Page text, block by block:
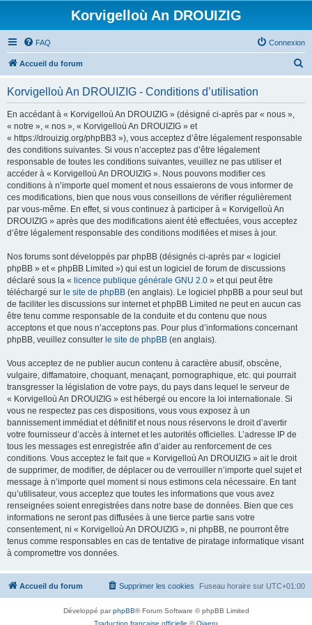
Korvigelloù An DROUIZIG
FAQ Connexion
Accueil du forum
Korvigelloù An DROUIZIG - Conditions d’utilisation
En accédant à « Korvigelloù An DROUIZIG » (désigné ci-après par « nous »,
« notre », « nos », « Korvigelloù An DROUIZIG » et
« https://drouizig.org/phpBB3 »), vous acceptez d’être légalement responsable
des conditions suivantes. Si vous n’acceptez pas d’être légalement
responsable de toutes les conditions suivantes, veuillez ne pas utiliser et
accéder à « Korvigelloù An DROUIZIG ». Nous pouvons modifier ces
conditions à n’importe quel moment et nous essaierons de vous informer de
ces modifications, bien que nous vous conseillons de vérifier régulièrement
par vous-même. En effet, si vous continuez à participer à « Korvigelloù An
DROUIZIG » après que des modifications aient été effectuées, vous acceptez
d’être légalement responsable des conditions modifiées et mises à jour.
Nos forums sont développés par phpBB (désignés ci-après par « logiciel
phpBB » et « phpBB Limited ») qui est un logiciel de forum de discussions
déclaré sous la « licence publique générale GNU 2.0 » et qui peut être
téléchargé sur le site de phpBB (en anglais). Le logiciel phpBB a pour seul but
de faciliter les discussions sur internet et phpBB Limited ne peut en aucun cas
être tenu comme responsable de la conduite et du contenu que nous
acceptons et que nous n’acceptons pas. Pour plus d’informations concernant
phpBB, veuillez consulter le site de phpBB (en anglais).
Vous acceptez de ne publier aucun contenu à caractère abusif, obscène,
vulgaire, diffamatoire, choquant, menaçant, pornographique, etc. qui pourrait
transgresser la législation de votre pays, du pays dans lequel le serveur de
« Korvigelloù An DROUIZIG » est hébergé ou encore la loi internationale. Si
vous ne respectez pas ces dispositions, vous vous exposez à un
bannissement immédiat et définitif et nous nous réservons le droit d’avertir
votre fournisseur d’accès à internet et les autorités officielles. L’adresse IP de
tous les messages est enregistrée afin d’aider au renforcement de ces
conditions. Vous acceptez le fait que « Korvigelloù An DROUIZIG » ait le droit
de supprimer, de modifier, de déplacer ou de verrouiller n’importe quel sujet et
message à n’importe quel moment si nous estimons cela nécessaire. En tant
qu’utilisateur, vous acceptez que toutes les informations que vous avez
renseignées soient enregistrées dans notre base de données. Bien que ces
informations ne seront pas diffusées à une tierce partie sans votre
consentement, ni « Korvigelloù An DROUIZIG », ni phpBB, ne pourront être
tenus comme responsables en cas de tentative de piratage informatique visant
à compromettre vos données.
Accueil du forum Fuseau horaire sur UTC+01:00
Supprimer les cookies
Développé parphpBB® Forum Software © phpBB Limited
Traduction française officielle ©Qiaeru